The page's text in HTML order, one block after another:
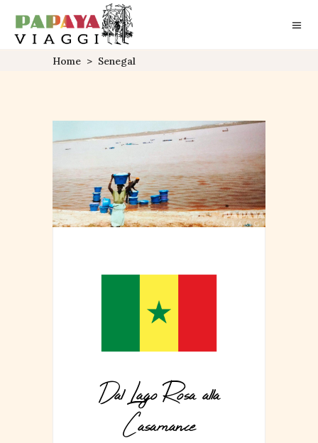
Home > Senegal
Dal Lago Rosa alla
Casamance